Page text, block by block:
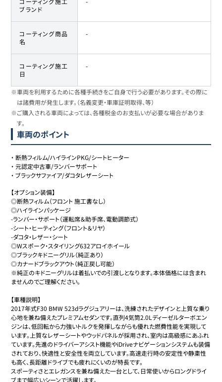
ブランド
コーティング商品
名
-
コーティング施工
日
-
※車両を利用するために各種手続きをご自身で行う必要があります。その際に
は諸費用が発生します。（名義変更・車庫証明取得、等）
※ご購入される車両によっては、各種税金のお支払いが必要な場合がありま
す。
車両のポイント
・ 断熱フィルム/ハイラインPKG/シートヒーター
・元認定中古車/ランバーサポート
・ブラックサファイア/ダコタレザーシート
【オプション装備】
◎断熱フィルム（フロント 施工書なし）
◎ハイラインパッケージ
-ランバー・サポート（運転席＆助手席、電動調節式）
-シート・ヒーティング（フロント＆リヤ）
-ダコタ・レザー・シート
◎Wスポーク・スタイリング632アロイホイール
◎ブラックキドニーグリル（純正あり）
◎カナードブラックアウト（純正戻し可能）
※純正のキドニーグリルは着払いでの引渡しとなります。本体価格には含まれ
ませんのでご理解ください。
【車種説明】
2017年式F30 BMW 523dラグジュアリーは、洗練されたデザインと上質な乗り
心地を兼ね備えたプレミアムセダンです。直列4気筒2.0Lディーゼルターボエン
ジンは、低回転から力強いトルクを発揮しながらも優れた燃費性能を実現して
います。上質なレザーシートやウッドパネルが採用され、室内は高級感にあふれ
ています。先進のドライバーアシスト機能やiDriveナビゲーションシステムも装備
されており、快適性と安全性を両立しています。高速走行時の安定性や静粛性
も高く、長距離ドライブでも疲れにくいのが特長です。
スポーティさとエレガンスを兼ね備えた一台として、日常使いからロングドライ
ブまで幅広いシーンで活躍します。